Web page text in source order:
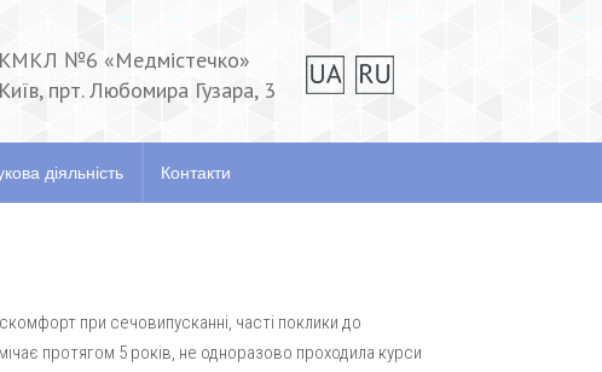
КМКЛ №6 «Медмістечко»
Київ, прт. Любомира Гузара, 3
діяльність Контакти
Наукова діяльність
при сечовипусканні, часті поклики до
протягом 5 років, не одноразово проходила курси